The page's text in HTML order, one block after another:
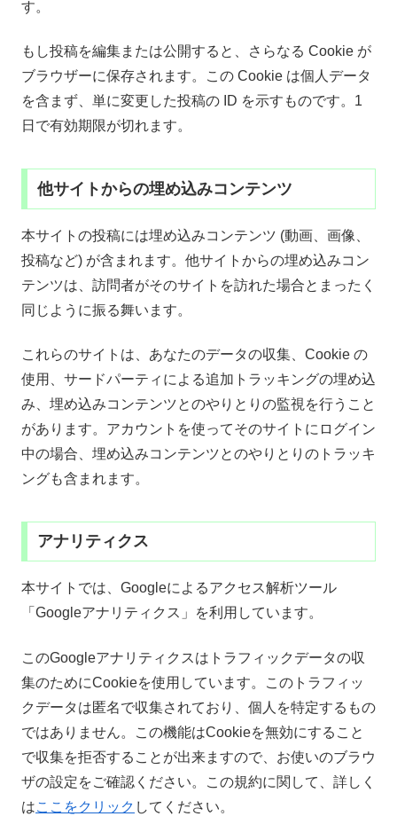
す。
もし投稿を編集または公開すると、さらなる Cookie が
ブラウザーに保存されます。この Cookie は個人データ
を含まず、単に変更した投稿の ID を示すものです。1
日で有効期限が切れます。
他サイトからの埋め込みコンテンツ
本サイトの投稿には埋め込みコンテンツ (動画、画像、
投稿など) が含まれます。他サイトからの埋め込みコン
テンツは、訪問者がそのサイトを訪れた場合とまったく
同じように振る舞います。
これらのサイトは、あなたのデータの収集、Cookie の
使用、サードパーティによる追加トラッキングの埋め込
み、埋め込みコンテンツとのやりとりの監視を行うこと
があります。アカウントを使ってそのサイトにログイン
中の場合、埋め込みコンテンツとのやりとりのトラッキ
ングも含まれます。
アナリティクス
本サイトでは、Googleによるアクセス解析ツール
「Googleアナリティクス」を利用しています。
このGoogleアナリティクスはトラフィックデータの収
集のためにCookieを使用しています。このトラフィッ
クデータは匿名で収集されており、個人を特定するもの
ではありません。この機能はCookieを無効にすること
で収集を拒否することが出来ますので、お使いのブラウ
ザの設定をご確認ください。この規約に関して、詳しく
はここをクリック してください。